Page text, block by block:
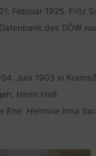
Februar 1925. Fritz
des DÖW
Juni 1903 in Krems/
Herrn Heß
Ehe: Hermine Irma